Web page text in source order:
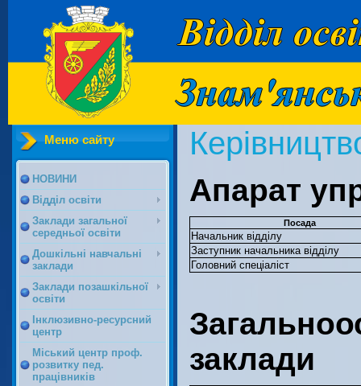
Меню сайту
НОВИНИ
Відділ освіти
Заклади загальної
середньої освіти
Дошкільні навчальні
заклади
Заклади позашкільної
освіти
Інклюзивно-ресурсний
центр
Міський центр проф.
розвитку пед.
працівників
Апарат
Посада
Начальник відділу
Заступник начальника відділу
Головний спеціаліст
заклади